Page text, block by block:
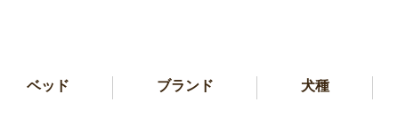
ベッド ブランド 犬種